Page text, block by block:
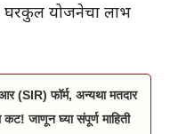
घरकुल योजनेचा लाभ
(SIR) फॉर्म, अन्यथा मतदार
कट! जाणून घ्या संपूर्ण माहिती